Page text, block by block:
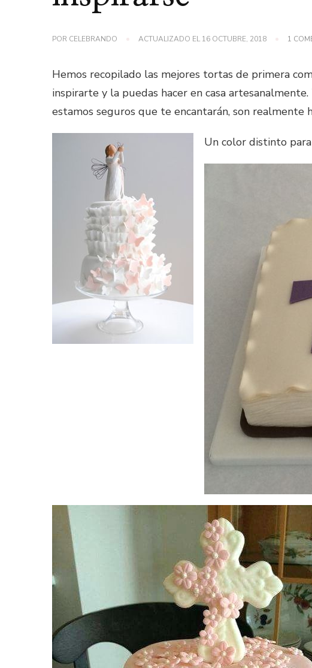
POR CELEBRANDO ACTUALIZADO EL16 OCTUBRE, 2018 1
Hemos recopilado las mejores tortas de primera
inspirarte y la puedas hacer en casa
estamos seguros que te encantarán, son realmente
Un color distinto